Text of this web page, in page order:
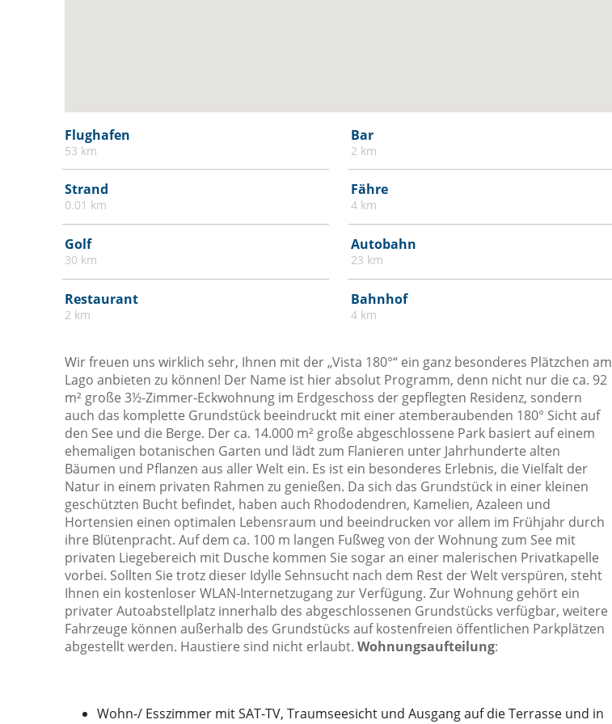
High Definition (HD) Flachbildfernseher -
32 Zoll oder mehr
Kinderbett / Kinderbett
Kinderhochstuhl
Kohlenmonoxiddetektor
Parkplatz
Satelliten Fernsehen
Seezugang
Sofa
Terrasse
Weingläser
Flughafen
53 km
Bar
2 km
Strand
0.01 km
Fähre
4 km
Golf
30 km
Autobahn
23 km
Restaurant
2 km
Bahnhof
4 km
Wir freuen uns wirklich sehr, Ihnen mit der „Vista 180°“ ein ganz besonderes Plätzchen am
Lago anbieten zu können! Der Name ist hier absolut Programm, denn nicht nur die ca. 92
m² große 3½-Zimmer-Eckwohnung im Erdgeschoss der gepflegten Residenz, sondern
auch das komplette Grundstück beeindruckt mit einer atemberaubenden 180° Sicht auf
den See und die Berge. Der ca. 14.000 m² große abgeschlossene Park basiert auf einem
ehemaligen botanischen Garten und lädt zum Flanieren unter Jahrhunderte alten
Bäumen und Pflanzen aus aller Welt ein. Es ist ein besonderes Erlebnis, die Vielfalt der
Natur in einem privaten Rahmen zu genießen. Da sich das Grundstück in einer kleinen
geschützten Bucht befindet, haben auch Rhododendren, Kamelien, Azaleen und
Hortensien einen optimalen Lebensraum und beeindrucken vor allem im Frühjahr durch
ihre Blütenpracht. Auf dem ca. 100 m langen Fußweg von der Wohnung zum See mit
privaten Liegebereich mit Dusche kommen Sie sogar an einer malerischen Privatkapelle
vorbei. Sollten Sie trotz dieser Idylle Sehnsucht nach dem Rest der Welt verspüren, steht
Ihnen ein kostenloser WLAN-Internetzugang zur Verfügung. Zur Wohnung gehört ein
privater Autoabstellplatz innerhalb des abgeschlossenen Grundstücks verfügbar, weitere
Fahrzeuge können außerhalb des Grundstücks auf kostenfreien öffentlichen Parkplätzen
abgestellt werden. Haustiere sind nicht erlaubt. Wohnungsaufteilung:
Wohn-/ Esszimmer mit SAT-TV, Traumseesicht und Ausgang auf die Terrasse und in